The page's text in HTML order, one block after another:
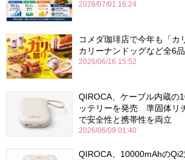
2026/07/01 16:24
コメダ珈琲店で今年も「
カリーナンドッグなど全6
2026/06/16 15:52
QIROCA、ケーブル内蔵の
ッテリーを発売 準固体リ
で安全性と携帯性を両立
2026/06/09 01:40
QIROCA、10000mAhの